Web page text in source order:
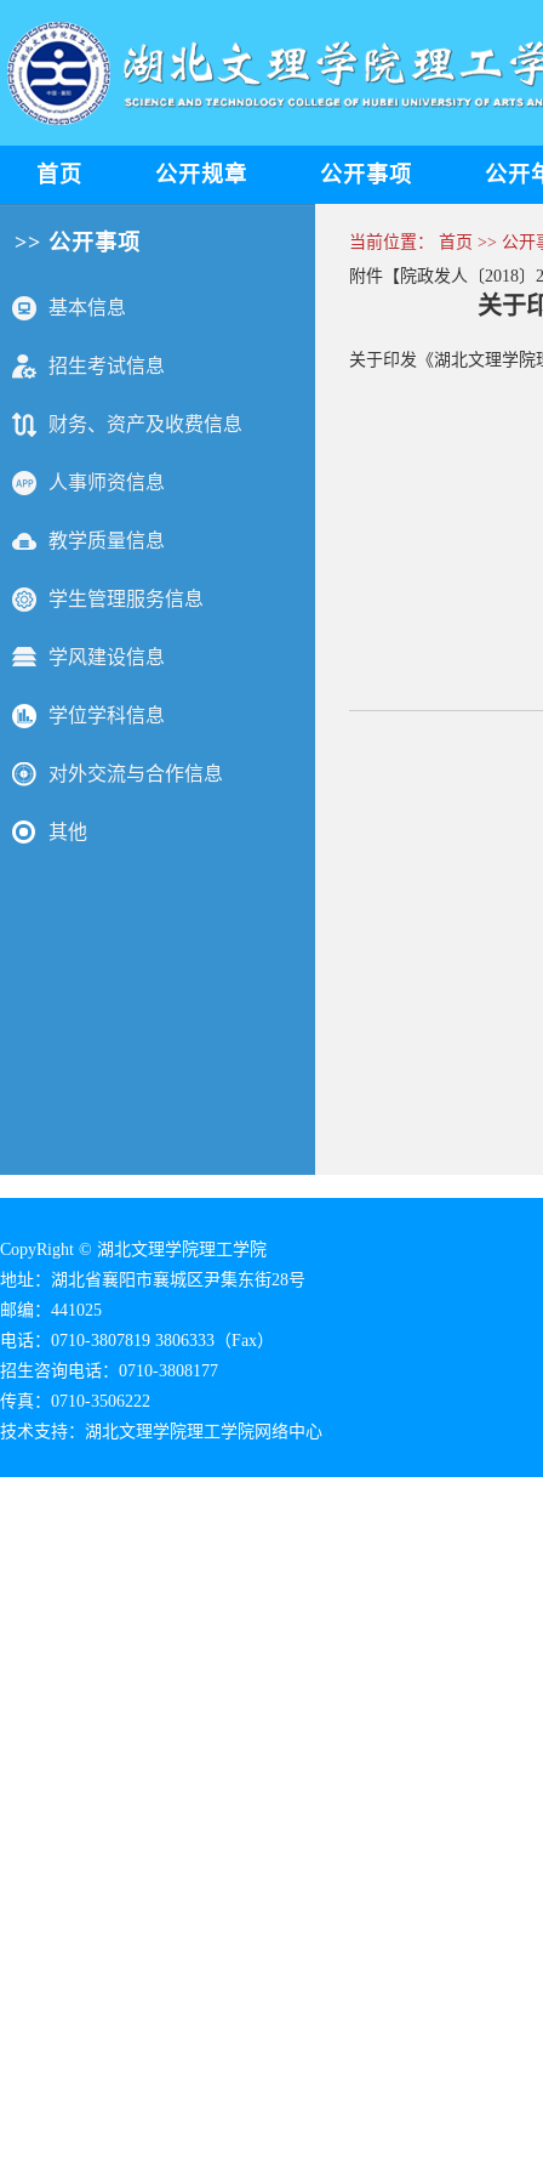
首页 公开规章 公开事项 公开
>> 公开事项
基本信息
招生考试信息
财务、资产及收费信息
人事师资信息
教学质量信息
学生管理服务信息
学风建设信息
学位学科信息
对外交流与合作信息
其他
当前位置： 首页 >> 公开
附件【 院政发人〔2018
关于
关于印发《湖北文理学
CopyRight © 湖北文理学院理工学院
地址：湖北省襄阳市襄城区尹集东街28号
邮编：441025
电话：0710-3807819 3806333（Fax）
招生咨询电话：0710-3808177
传真：0710-3506222
技术支持：湖北文理学院理工学院网络中心